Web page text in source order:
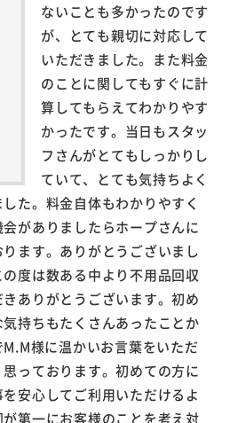
ないことも多かったのです
が、とても親切に対応して
いただきました。また料金
のことに関してもすぐに計
算してもらえてわかりやす
かったです。当日もスタッ
フさんがとてもしっかりし
ていて、とても気持ちよく
た。料金自体もわかりやすく
がありましたらホープさんに
ます。ありがとうございまし
度は数ある中より不用品回収
ありがとうございます。初め
持ちもたくさんあったことか
様に温かいお言葉をいただ
っております。初めての方に
安心してご利用いただけるよ
第一にお客様のことを考え対